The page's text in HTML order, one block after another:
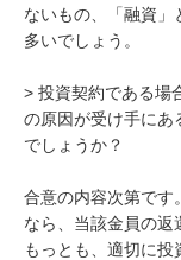
ないもの、「融資
多いでしょう。
> 投資契約である場
の原因が受け手にあ
でしょうか？
合意の内容次第です
なら、当該金員の返
もっとも、適切に